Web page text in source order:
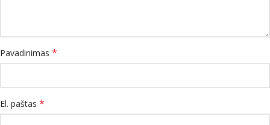
Pavadinimas *
El. paštas *